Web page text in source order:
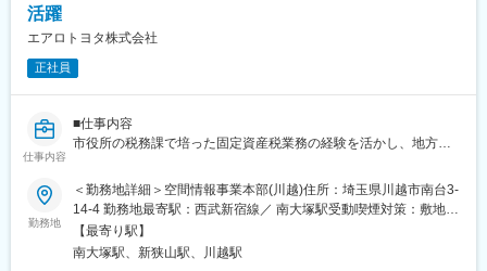
な強みです。
若手、ベテラン関係なく挑戦を奨励し、商品企画の際は全員でア
イデアを出します。売れ行きが不振でも、全支店で販売をカバー
しております。
変更の範囲：会社の定める業務
■組織構成：
成されています。
航空法や運航基準など専門知識を学びながら成長できる環境で
■入社後：
入社後は上司や先輩社員による座学研修およびOJTを通じて業務
を習得いただきます。
実際には航空会社や航空関連企業、自衛隊など航空業界での経験
活躍
エアロトヨタ株式会社
正社員
仕事内容
■仕事内容
市役所の税務課で培った固定資産税業務の経験を活かし、地方自
ヨタ関連企業の航空測量会社として、航空レーザ測量やGISなどの
空間情報技術を活用し、全国の自治体の行政業務を支援していま
す。特に固定資産税分野では、自治体職員のパートナーとして、
土地評価や地図データ整備などを行い、公正な課税を支える役割
を担っています。
勤務地
＜勤務地詳細＞空間情報事業本部(川越)住所：埼玉県川越市南台3-
14-4 勤務地最寄駅：西武新宿線／ 南大塚駅受動喫煙対策：敷地内
喫煙可能場所あり
【最寄り駅】
南大塚駅、新狭山駅、川越駅